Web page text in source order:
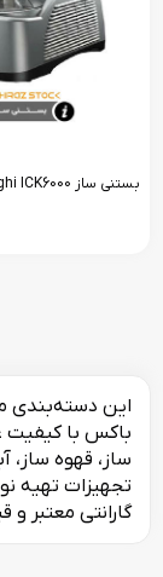
بستنی ساز De'Longhi ICK6000
این دسته‌بندی
باکس با کیفیت
ساز، قهوه ساز،
تجهیزات تهیه
گارانتی معتبر